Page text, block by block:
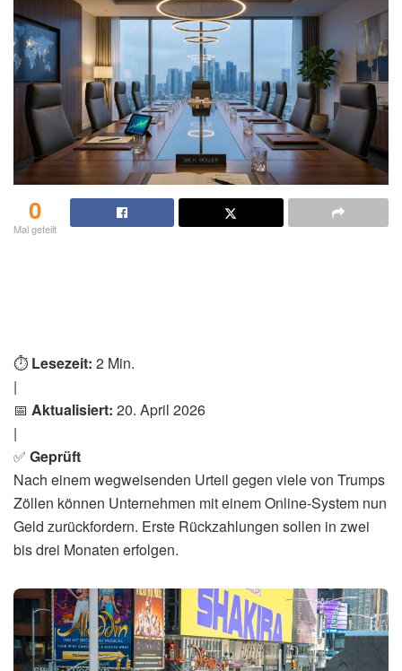
0
Mal geteilt
⏱️ Lesezeit: 2 Min.
|
📅 Aktualisiert: 20. April 2026
|
✅ Geprüft
Nach einem wegweisenden Urteil gegen viele von Trumps
Zöllen können Unternehmen mit einem Online-System nun
Geld zurückfordern. Erste Rückzahlungen sollen in zwei
bis drei Monaten erfolgen.